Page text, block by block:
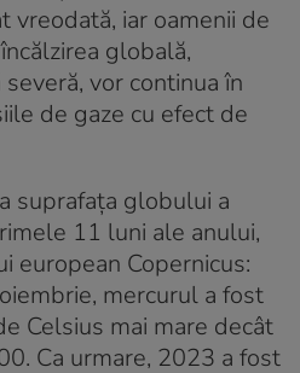
vreodată, iar oamenii de
globală,
vor continua în
de gaze cu efect de
suprafaţa globului a
11 luni ale anului,
european Copernicus:
mercurul a fost
Celsius mai mare decât
Ca urmare, 2023 a fost